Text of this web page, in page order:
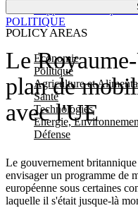
POLICY AREAS
Economie
Politique
Agriculture et
Santé
Technologies
Energie,
Défense
Le
plan de
avec l'UE
Le gouvernement
envisager un programme de
européenne sous certaines
laquelle il s'était jusque-là
POLITIQUE